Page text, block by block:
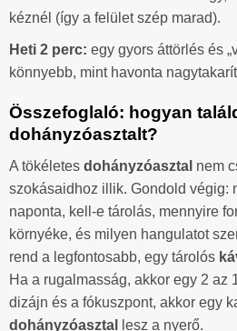
kéznél (így a felület szép marad).
Heti 2 perc: egy gyors áttörlés és
könnyebb, mint havonta
Összefoglaló: hogyan
dohányzóasztalt?
A tökéletes dohányzóasztal nem
szokásaidhoz illik. Gondold végig:
naponta, kell-e tárolás, mennyire
környéke, és milyen hangulatot
rend a legfontosabb, egy tárolós
Ha a rugalmasság, akkor egy 2 az
dizájn és a fókuszpont, akkor egy
dohányzóasztal
lesz a nyerő.